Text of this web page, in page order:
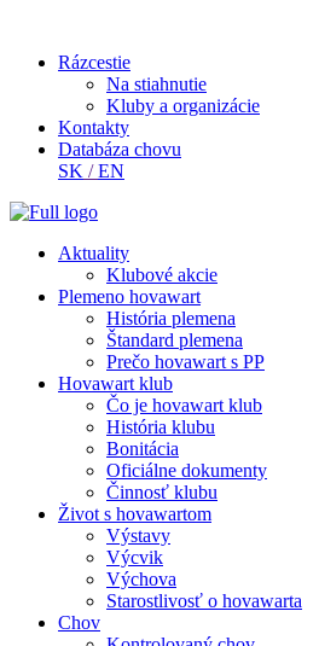
Rázcestie
Na stiahnutie
Kluby a organizácie
Kontakty
Databáza chovu
SK /EN
Aktuality
Klubové akcie
Plemeno hovawart
História plemena
Štandard plemena
Prečo hovawart s PP
Hovawart klub
Čo je hovawart klub
História klubu
Bonitácia
Oficiálne dokumenty
Činnosť klubu
Život s hovawartom
Výstavy
Výcvik
Výchova
Starostlivosť o hovawarta
Chov